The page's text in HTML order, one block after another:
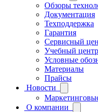
Обзоры
Документация
Техподдержка
Гарантия
Сервисный
Учебный центр
Условные
Материалы
Прайсы
Новости
О компании